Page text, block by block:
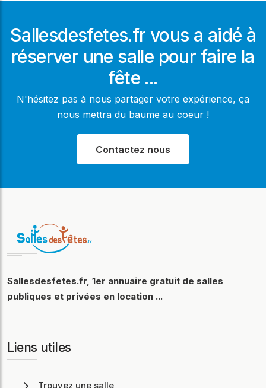
Sallesdesfetes.fr vous a aidé à
réserver une salle pour faire la
fête ...
N'hésitez pas à nous partager votre expérience, ça
nous mettra du baume au coeur !
Contactez nous
Sallesdesfetes.fr, 1er annuaire gratuit de salles
publiques et privées en location ...
Liens utiles
Trouvez une salle